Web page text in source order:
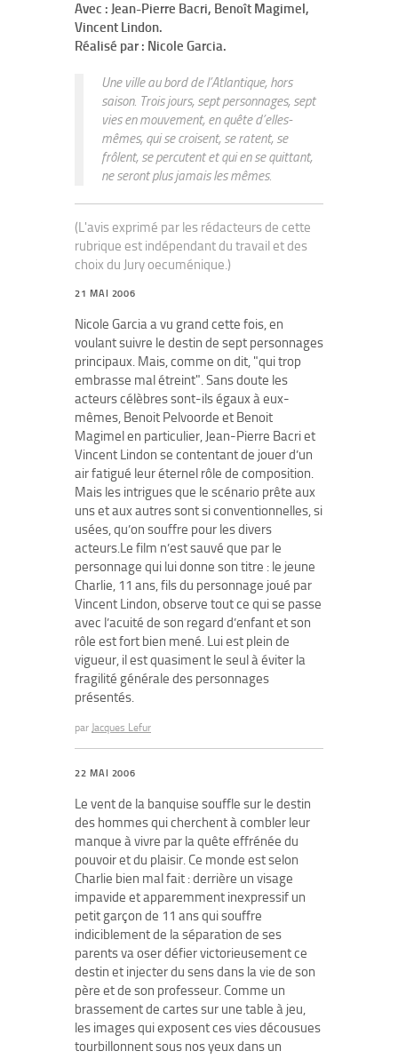
Avec : Jean-Pierre Bacri, Benoît Magimel,
Vincent Lindon.
Réalisé par : Nicole Garcia.
Une ville au bord de l’Atlantique, hors
saison. Trois jours, sept personnages, sept
vies en mouvement, en quête d’elles-
mêmes, qui se croisent, se ratent, se
frôlent, se percutent et qui en se quittant,
ne seront plus jamais les mêmes.
(L'avis exprimé par les rédacteurs de cette
rubrique est indépendant du travail et des
choix du Jury oecuménique.)
21 MAI 2006
Nicole Garcia a vu grand cette fois, en
voulant suivre le destin de sept personnages
principaux. Mais, comme on dit, "qui trop
embrasse mal étreint". Sans doute les
acteurs célèbres sont-ils égaux à eux-
mêmes, Benoit Pelvoorde et Benoit
Magimel en particulier, Jean-Pierre Bacri et
Vincent Lindon se contentant de jouer d’un
air fatigué leur éternel rôle de composition.
Mais les intrigues que le scénario prête aux
uns et aux autres sont si conventionnelles, si
usées, qu’on souffre pour les divers
acteurs.Le film n’est sauvé que par le
personnage qui lui donne son titre : le jeune
Charlie, 11 ans, fils du personnage joué par
Vincent Lindon, observe tout ce qui se passe
avec l’acuité de son regard d’enfant et son
rôle est fort bien mené. Lui est plein de
vigueur, il est quasiment le seul à éviter la
fragilité générale des personnages
présentés.
par Jacques Lefur
22 MAI 2006
Le vent de la banquise souffle sur le destin
des hommes qui cherchent à combler leur
manque à vivre par la quête effrénée du
pouvoir et du plaisir. Ce monde est selon
Charlie bien mal fait : derrière un visage
impavide et apparemment inexpressif un
petit garçon de 11 ans qui souffre
indiciblement de la séparation de ses
parents va oser défier victorieusement ce
destin et injecter du sens dans la vie de son
père et de son professeur. Comme un
brassement de cartes sur une table à jeu,
les images qui exposent ces vies décousues
tourbillonnent sous nos yeux dans un